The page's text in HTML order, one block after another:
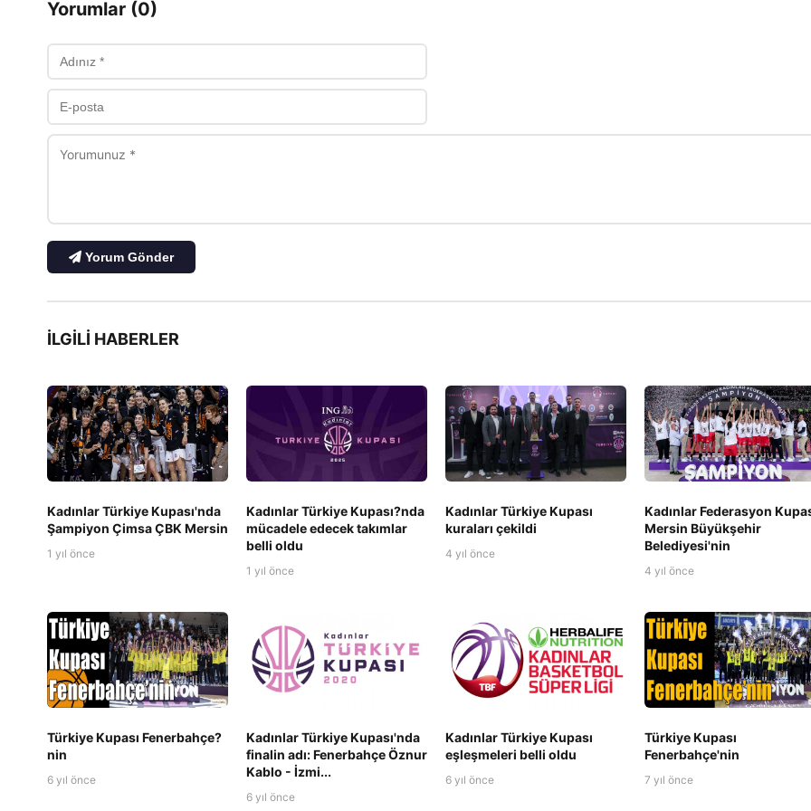
Yorumlar (0)
Yorum Gönder
İLGILI HABERLER
Kadınlar Türkiye Kupası'nda
Şampiyon Çimsa ÇBK Mersin
1 yıl önce
Kadınlar Türkiye Kupası?nda
mücadele edecek takımlar
belli oldu
1 yıl önce
Kadınlar Türkiye Kupası
kuraları çekildi
4 yıl önce
Kadınlar Federasyon
Mersin Büyükşehir
Belediyesi'nin
4 yıl önce
Türkiye Kupası Fenerbahçe?
nin
6 yıl önce
Kadınlar Türkiye Kupası'nda
finalin adı: Fenerbahçe Öznur
Kablo - İzmi...
6 yıl önce
Kadınlar Türkiye Kupası
eşleşmeleri belli oldu
6 yıl önce
Türkiye Kupası
Fenerbahçe'nin
7 yıl önce